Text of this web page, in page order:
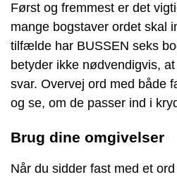
Først og fremmest er det
mange bogstaver ordet skal
tilfælde har BUSSEN seks
betyder ikke nødvendigvis,
svar. Overvej ord med både
og se, om de passer ind i
Brug dine omgivelser
Når du sidder fast med et